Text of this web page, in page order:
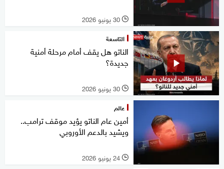
l 30 يونيو 2026
التاسعة
الناتو هل يقف أمام مرحلة أمنية
جديدة؟
l 30 يونيو 2026
عالم
أمين عام الناتو يؤيد موقف ترامب..
ويشيد بالدعم الأوروبي
l 24 يونيو 2026